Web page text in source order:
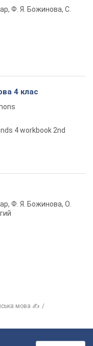
Ф. Я. Божинова, С.
4 клас
4 workbook 2nd
Ф. Я. Божинова, О.
мова ✍